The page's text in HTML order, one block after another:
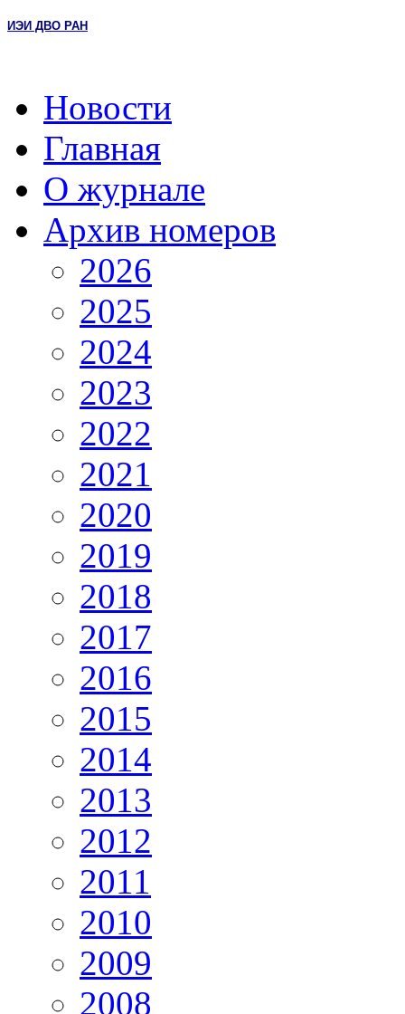
ИЭИ ДВО РАН
Новости
Главная
О журнале
Архив номеров
2026
2025
2024
2023
2022
2021
2020
2019
2018
2017
2016
2015
2014
2013
2012
2011
2010
2009
2008